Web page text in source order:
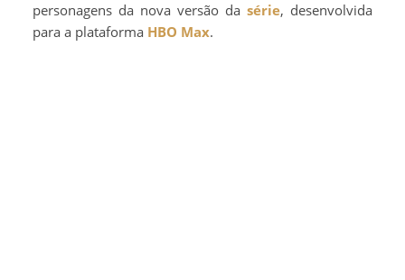
personagens da nova versão da série, desenvolvida
para a plataforma HBO Max.